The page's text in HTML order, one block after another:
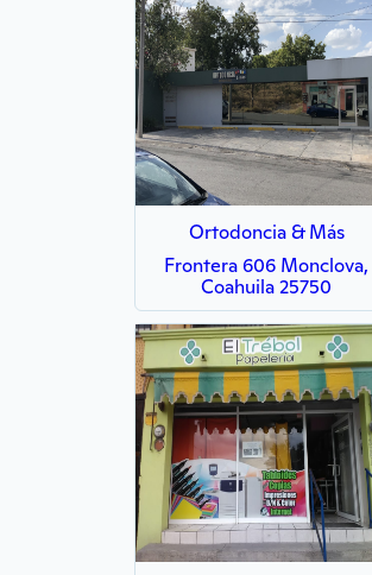
Ortodoncia & Más
Frontera 606 Monclova,
Coahuila 25750